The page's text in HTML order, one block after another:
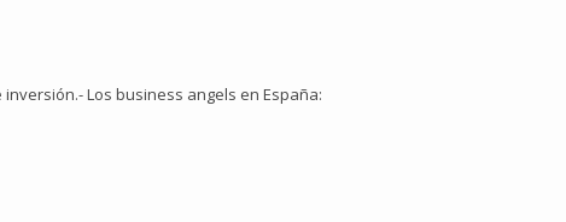
Los business angels en España: